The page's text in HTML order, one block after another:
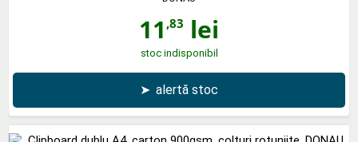
11 ,83 lei
stoc indisponibil
➤ alertă stoc